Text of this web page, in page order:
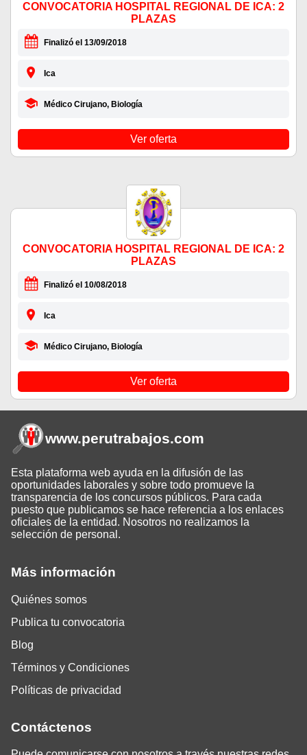
CONVOCATORIA HOSPITAL REGIONAL DE ICA: 2
PLAZAS
Finalizó el 13/09/2018
Ica
Médico Cirujano, Biología
Ver oferta
CONVOCATORIA HOSPITAL REGIONAL DE ICA: 2
PLAZAS
Finalizó el 10/08/2018
Ica
Médico Cirujano, Biología
Ver oferta
Más información
Quiénes somos
Publica tu convocatoria
Blog
Términos y Condiciones
Políticas de privacidad
Contáctenos
www.perutrabajos.com
Esta plataforma web ayuda en la difusión de las
oportunidades laborales y sobre todo promueve la
transparencia de los concursos públicos. Para cada
puesto que publicamos se hace referencia a los enlaces
oficiales de la entidad. Nosotros no realizamos la
selección de personal.